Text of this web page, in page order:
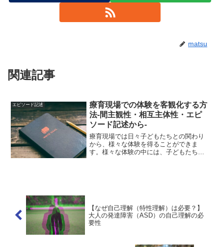
matsu
関連記事
エピソード記述
療育現場での体験を客観化する方
法-間主観性・相互主体性・エピ
ソード記述から-
療育現場では日々子どもたちとの関わり
から、様々な体験を得ることができま
す。様々な体験の中には、子どもたちの
【なぜ自己理解（特性理解）は必要？】
大人の発達障害（ASD）の自己理解の必
要性